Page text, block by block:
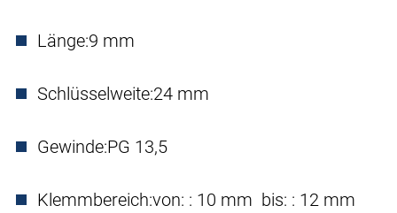
Länge:9 mm
Schlüsselweite:24 mm
Gewinde:PG 13,5
Klemmbereich:von: : 10 mm bis: : 12 mm